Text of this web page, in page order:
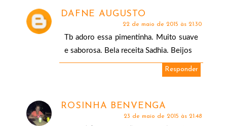
DAFNE AUGUSTO
22 de maio de 2015 às 21:30
Tb adoro essa pimentinha. Muito suave
e saborosa. Bela receita Sadhia. Beijos
Responder
ROSINHA BENVENGA
23 de maio de 2015 às 21:48